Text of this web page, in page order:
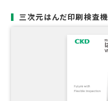
三次元はんだ印刷検査機